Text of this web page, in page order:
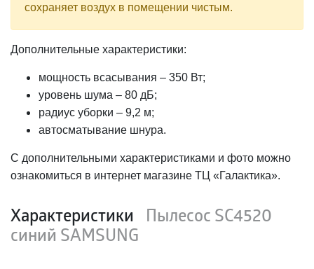
сохраняет воздух в помещении чистым.
Дополнительные характеристики:
мощность всасывания – 350 Вт;
уровень шума – 80 дБ;
радиус уборки – 9,2 м;
автосматывание шнура.
С дополнительными характеристиками и фото можно
ознакомиться в интернет магазине ТЦ «Галактика».
Характеристики
Пылесос SC4520
синий SAMSUNG